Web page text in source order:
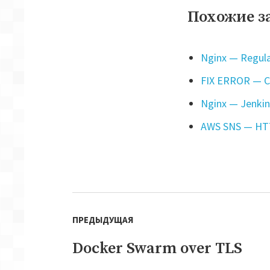
Похожие
Nginx —
FIX ERROR —
Nginx —
AWS SNS —
по
записям
ПРЕДЫДУЩАЯ
Предыдущая
Docker Swarm over TLS